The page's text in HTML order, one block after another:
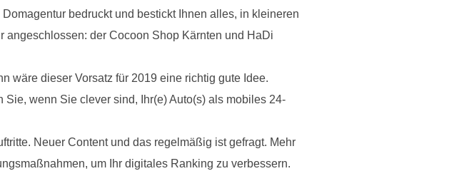
bedruckt und bestickt Ihnen alles, in kleineren
der Cocoon Shop Kärnten und HaDi
wäre dieser Vorsatz für 2019 eine richtig gute Idee.
wenn Sie clever sind, Ihr(e) Auto(s) als mobiles 24-
Neuer Content und das regelmäßig ist gefragt. Mehr
um Ihr digitales Ranking zu verbessern.